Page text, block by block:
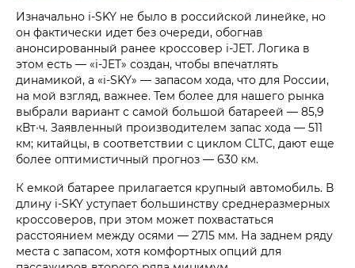
Изначально i‑SKY не было в российской линейке, но
он фактически идет без очереди, обогнав
анонсированный ранее кроссовер i‑JET. Логика в
этом есть — «i‑JET» создан, чтобы впечатлять
динамикой, а «i‑SKY» — запасом хода, что для России,
на мой взгляд, важнее. Тем более для нашего рынка
выбрали вариант с самой большой батареей — 85,9
кВт∙ч. Заявленный производителем запас хода — 511
км; китайцы, в соответствии с циклом CLTC, дают еще
более оптимистичный прогноз — 630 км.
К емкой батарее прилагается крупный автомобиль. В
длину i‑SKY уступает большинству среднеразмерных
кроссоверов, при этом может похвастаться
расстоянием между осями — 2715 мм. На заднем ряду
места с запасом, хотя комфортных опций для